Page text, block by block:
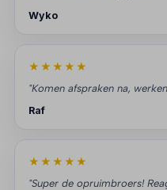
Wyko
★★★★★
"Komen afspraken na,
Raf
★★★★★
"Super de opruimbroers!